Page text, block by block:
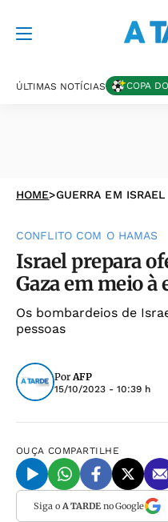
ÚLTIMAS NOTÍCIAS COPA
HOME>GUERRA EM ISRAEL
CONFLITO COM O HAMAS
Israel prepara
Gaza em meio à
Os bombardeios de
pessoas
PorAFP
15/10/2023 - 10:39 h
OUÇA COMPARTILHE
Siga o A TARDEno Google